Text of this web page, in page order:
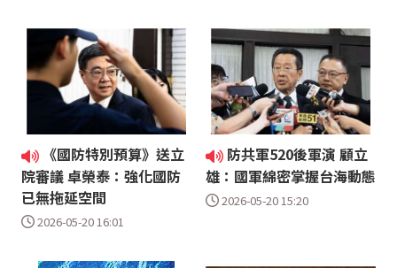
《國防特別預算》送立
院審議 卓榮泰：強化國防
已無拖延空間
2026-05-20 16:01
防共軍520後軍演 顧立
雄：國軍綿密掌握台海動態
2026-05-20 15:20